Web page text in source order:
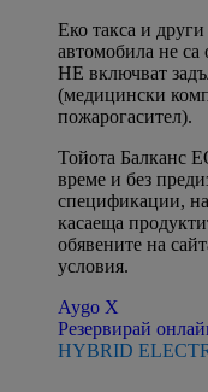
Eко такса и
автомобила не са
НЕ включват
(медицински
пожарогасител).
Тойота Балканс
време и без
спецификации,
касаеща
обявените на
условия.
Aygo X
Резервирай
HYBRID